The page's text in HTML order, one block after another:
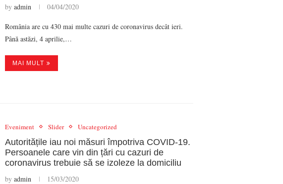
by admin 04/04/2020
România are cu 430 mai multe cazuri de coronavirus decât ieri.
Până astăzi, 4 aprilie,…
MAI MULT
Eveniment Slider Uncategorized
Autoritățile iau noi măsuri împotriva COVID-19.
Persoanele care vin din țări cu cazuri de
coronavirus trebuie să se izoleze la domiciliu
by admin 15/03/2020